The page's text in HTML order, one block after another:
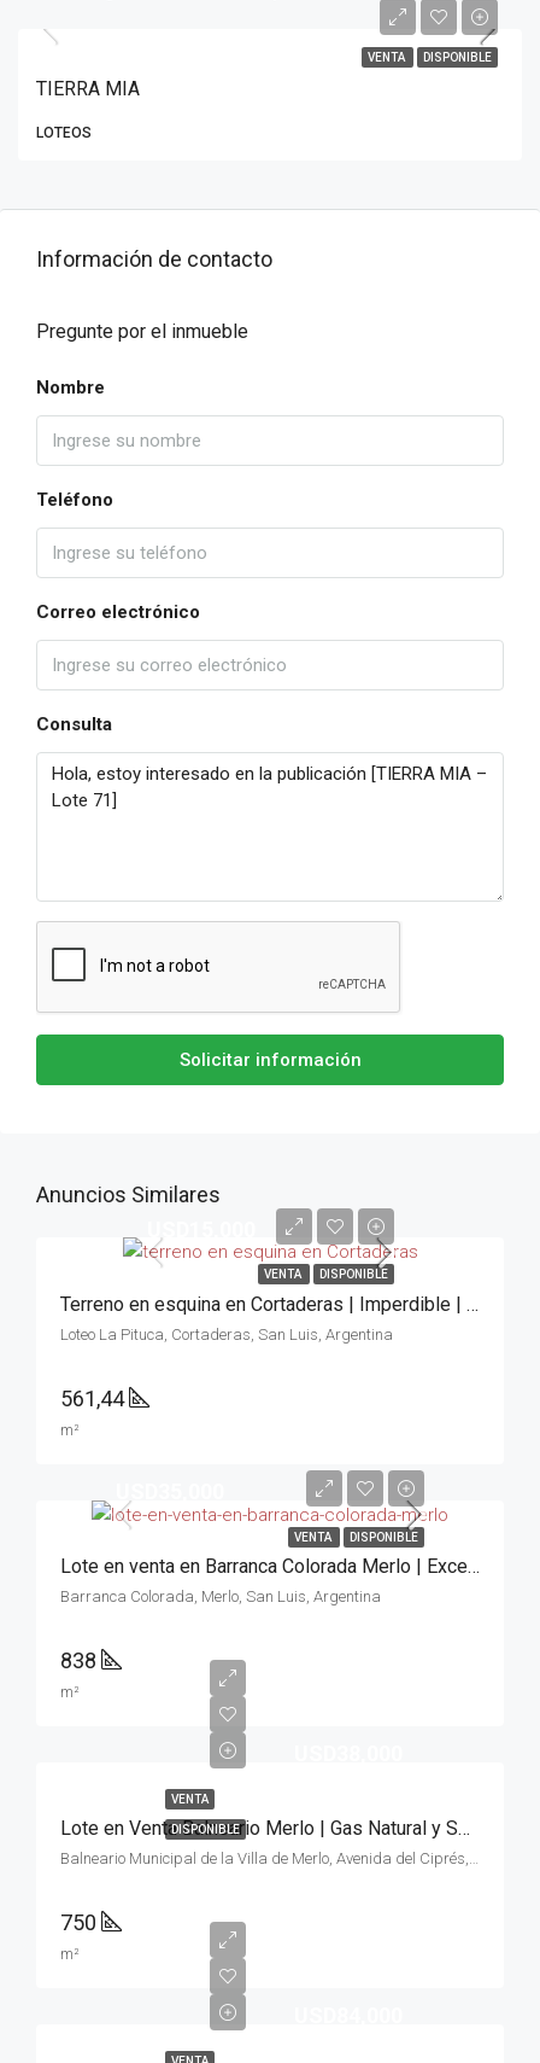
VENTA DISPONIBLE
TIERRA MIA
LOTEOS
Información de contacto
Pregunte por el inmueble
Nombre
Teléfono
Correo electrónico
Consulta
Solicitar información
Anuncios Similares
VENTA DISPONIBLE
Terreno en esquina en Cortaderas | Imperdible | Sierras
Loteo La Pituca, Cortaderas, San Luis, Argentina
561,44
m²
VENTA DISPONIBLE
Lote en venta en Barranca Colorada Merlo | Excelente Zona 838m²
Barranca Colorada, Merlo, San Luis, Argentina
838
m²
VENTA
DISPONIBLE Lote en Venta Balneario Merlo | Gas Natural y Servicios
Balneario Municipal de la Villa de Merlo, Avenida del Ciprés, Merlo, San Luis, Argentina
750
m²